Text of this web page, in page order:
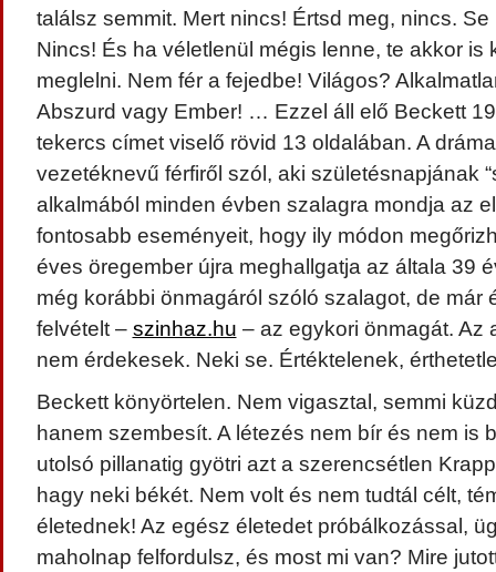
találsz semmit. Mert nincs! Értsd meg, nincs.
Nincs! És ha véletlenül mégis lenne, te akkor is
meglelni. Nem fér a fejedbe! Világos?
Abszurd vagy Ember! … Ezzel áll elő Beckett
tekercs címet viselő rövid 13 oldalában. A
vezetéknevű férfiről szól, aki születésnapjának
alkalmából minden évben szalagra mondja az
fontosabb eseményeit, hogy ily módon
éves öregember újra meghallgatja az általa 39
még korábbi önmagáról szóló szalagot, de már
felvételt – szinhaz.hu – az egykori önmagát. Az
nem érdekesek. Neki se. Értéktelenek,
Beckett könyörtelen. Nem vigasztal, semmi
hanem szembesít. A létezés nem bír és nem is
utolsó pillanatig gyötri azt a szerencsétlen
hagy neki békét. Nem volt és nem tudtál célt,
életednek! Az egész életedet próbálkozással,
maholnap felfordulsz, és most mi van? Mire